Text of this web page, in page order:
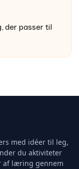
der passer til
med idéer til leg,
du aktiviteter
af læring gennem